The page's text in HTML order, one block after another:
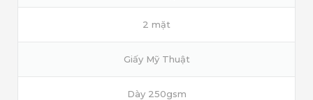
2 mặt
Giấy Mỹ Thuật
Dày 250gsm